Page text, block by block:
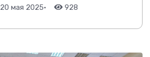
20 мая 2025• 928